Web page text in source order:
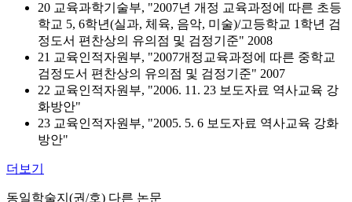
20 교육과학기술부, "2007년 개정 교육과정에 따른 초등
학교 5, 6학년(실과, 체육, 음악, 미술)/고등학교 1학년 검
정도서 편찬상의 유의점 및 검정기준" 2008
21 교육인적자원부, "2007개정교육과정에 따른 중학교
검정도서 편찬상의 유의점 및 검정기준" 2007
22 교육인적자원부, "2006. 11. 23 보도자료 역사교육 강
화방안"
23 교육인적자원부, "2005. 5. 6 보도자료 역사교육 강화
방안"
더보기
동일학술지(권/호) 다른 논문